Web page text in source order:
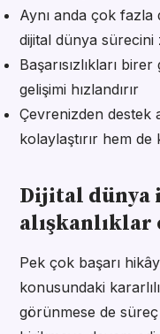
Aynı anda çok fazla
dijital dünya sürecini
Başarısızlıkları
gelişimi hızlandırır
Çevrenizden destek
kolaylaştırır hem
Dijital
Pek çok başarı
konusundaki
görünmese de